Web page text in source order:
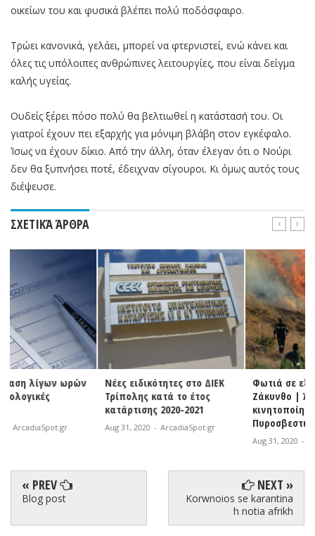
οικείων του και φυσικά βλέπει πολύ ποδόσφαιρο.
Τρώει κανονικά, γελάει, μπορεί να φτερνιστεί, ενώ κάνει και
όλες τις υπόλοιπες ανθρώπινες λειτουργίες, που είναι δείγμα
καλής υγείας.
Ουδείς ξέρει πόσο πολύ θα βελτιωθεί η κατάστασή του. Οι
γιατροί έχουν πει εξαρχής για μόνιμη βλάβη στον εγκέφαλο.
Ίσως να έχουν δίκιο. Από την άλλη, όταν έλεγαν ότι ο Νούρι
δεν θα ξυπνήσει ποτέ, έδειχναν σίγουροι. Κι όμως αυτός τους
διέψευσε.
ΣΧΕΤΙΚΆ ΆΡΘΡΑ
Νέες ειδικότητες στο ΔΙΕΚ
Τρίπολης κατά το έτος
κατάρτισης 2020-2021
Aug 31, 2020 ArcadiaSpot.gr
Φωτιά σε εξέλιξη στη
Ζάκυνθο | Άμεση
κινητοποίηση της
Πυροσβεστικής
ArcadiaSpot.gr
« PREV
Blog post
NEXT »
Korwnoios se karantina
h notia afrikh